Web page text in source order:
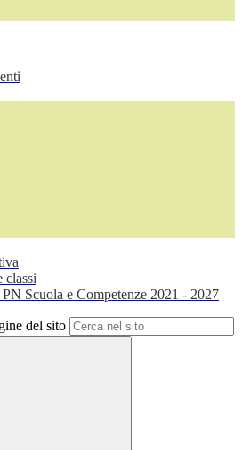
classi
Scuola e Competenze 2021 - 2027
del sito